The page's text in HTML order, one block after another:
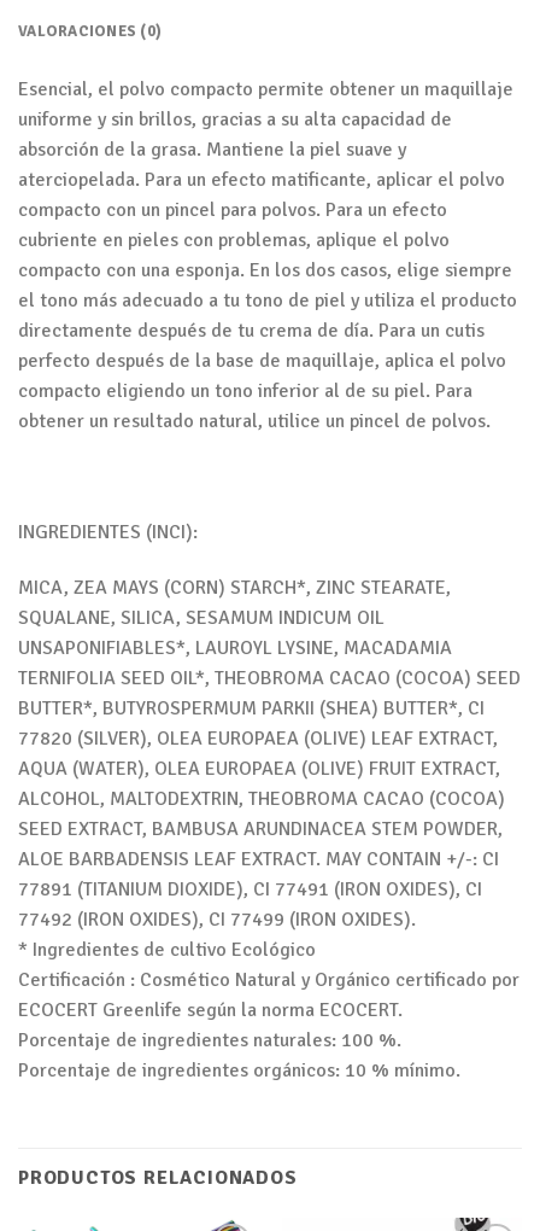
VALORACIONES (0)
Esencial, el polvo compacto permite obtener un maquillaje
uniforme y sin brillos, gracias a su alta capacidad de
absorción de la grasa. Mantiene la piel suave y
aterciopelada. Para un efecto matificante, aplicar el polvo
compacto con un pincel para polvos. Para un efecto
cubriente en pieles con problemas, aplique el polvo
compacto con una esponja. En los dos casos, elige siempre
el tono más adecuado a tu tono de piel y utiliza el producto
directamente después de tu crema de día. Para un cutis
perfecto después de la base de maquillaje, aplica el polvo
compacto eligiendo un tono inferior al de su piel. Para
obtener un resultado natural, utilice un pincel de polvos.
INGREDIENTES (INCI):
MICA, ZEA MAYS (CORN) STARCH*, ZINC STEARATE,
SQUALANE, SILICA, SESAMUM INDICUM OIL
UNSAPONIFIABLES*, LAUROYL LYSINE, MACADAMIA
TERNIFOLIA SEED OIL*, THEOBROMA CACAO (COCOA) SEED
BUTTER*, BUTYROSPERMUM PARKII (SHEA) BUTTER*, CI
77820 (SILVER), OLEA EUROPAEA (OLIVE) LEAF EXTRACT,
AQUA (WATER), OLEA EUROPAEA (OLIVE) FRUIT EXTRACT,
ALCOHOL, MALTODEXTRIN, THEOBROMA CACAO (COCOA)
SEED EXTRACT, BAMBUSA ARUNDINACEA STEM POWDER,
ALOE BARBADENSIS LEAF EXTRACT. MAY CONTAIN +/-: CI
77891 (TITANIUM DIOXIDE), CI 77491 (IRON OXIDES), CI
77492 (IRON OXIDES), CI 77499 (IRON OXIDES).
* Ingredientes de cultivo Ecológico
Certificación : Cosmético Natural y Orgánico certificado por
ECOCERT Greenlife según la norma ECOCERT.
Porcentaje de ingredientes naturales: 100 %.
Porcentaje de ingredientes orgánicos: 10 % mínimo.
PRODUCTOS RELACIONADOS